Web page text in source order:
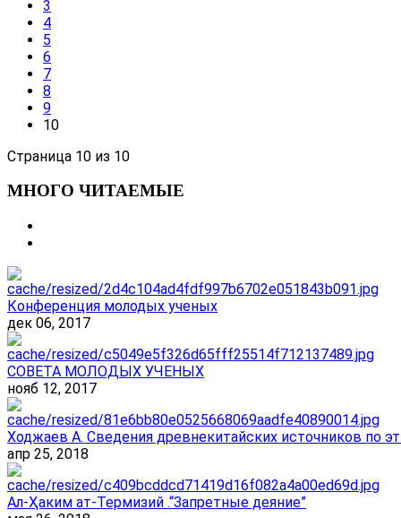
3
4
5
6
7
8
9
10
Страница 10 из 10
МНОГО ЧИТАЕМЫЕ
Конференция молодых ученых
дек 06, 2017
СОВЕТА МОЛОДЫХ УЧЕНЫХ
нояб 12, 2017
Ходжаев А. Сведения древнекитайских источников по
апр 25, 2018
Ал-Ҳаким ат-Термизий .“Запретные деяние”